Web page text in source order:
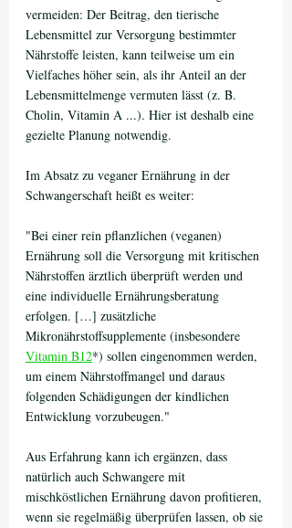
vermeiden: Der Beitrag, den tierische
Lebensmittel zur Versorgung bestimmter
Nährstoffe leisten, kann teilweise um ein
Vielfaches höher sein, als ihr Anteil an der
Lebensmittelmenge vermuten lässt (z. B.
Cholin, Vitamin A ...). Hier ist deshalb eine
gezielte Planung notwendig.
Im Absatz zu veganer Ernährung in der
Schwangerschaft heißt es weiter:
"Bei einer rein pflanzlichen (veganen)
Ernährung soll die Versorgung mit kritischen
Nährstoffen ärztlich überprüft werden und
eine individuelle Ernährungsberatung
erfolgen. […] zusätzliche
Mikronährstoffsupplemente (insbesondere
Vitamin B12*) sollen eingenommen werden,
um einem Nährstoffmangel und daraus
folgenden Schädigungen der kindlichen
Entwicklung vorzubeugen."
Aus Erfahrung kann ich ergänzen, dass
natürlich auch Schwangere mit
mischköstlichen Ernährung davon profitieren,
wenn sie regelmäßig überprüfen lassen, ob sie